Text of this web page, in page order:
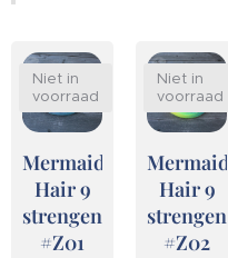
Mermaid
Hair 9
strengen
#Z01
Niet in
voorraad
Mermaid
Hair 9
strengen
#Z02
Niet in
voorraad